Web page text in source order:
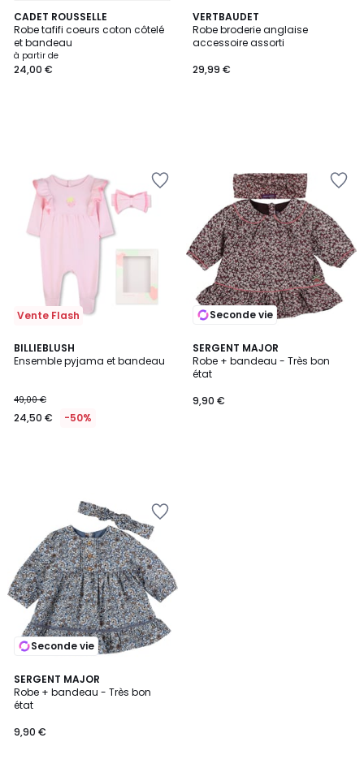
CADET ROUSSELLE
Robe tafifi coeurs coton côtelé
et bandeau
à partir de
24,00 €
VERTBAUDET
Robe broderie anglaise
accessoire assorti
29,99 €
Vente Flash
BILLIEBLUSH
Ensemble pyjama et bandeau
49,00 €
24,50 € -50%
Seconde vie
SERGENT MAJOR
Robe + bandeau - Très bon
état
9,90 €
Seconde vie
SERGENT MAJOR
Robe + bandeau - Très bon
état
9,90 €